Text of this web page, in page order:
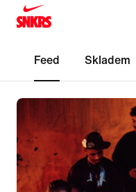
Feed Skladem